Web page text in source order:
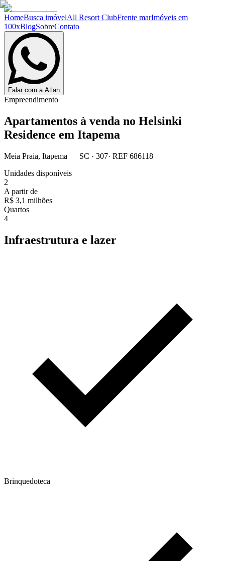
HomeBusca imóvelAll Resort ClubFrente marImóveis em
100xBlogSobreContato
Falar com a Atlan
Empreendimento
Apartamentos à venda no Helsinki
Residence em Itapema
Meia Praia, Itapema — SC · 307· REF 686118
Unidades disponíveis
2
A partir de
R$ 3,1 milhões
Quartos
4
Infraestrutura e lazer
Brinquedoteca